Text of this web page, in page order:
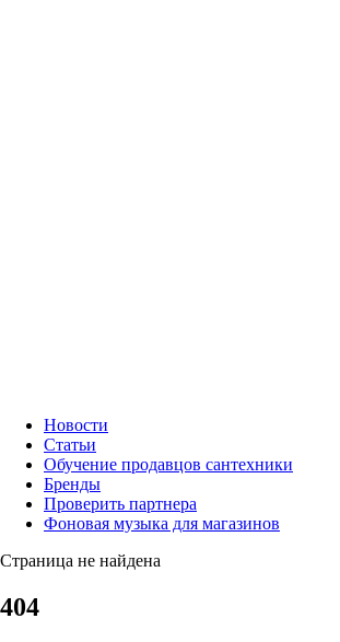
Новости
Статьи
Обучение продавцов сантехники
Бренды
Проверить партнера
Фоновая музыка для магазинов
Страница не найдена
404